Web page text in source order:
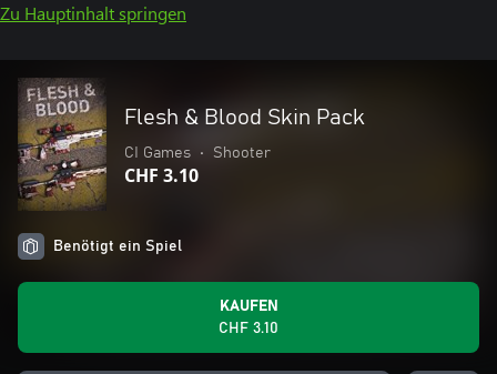
Zu Hauptinhalt springen
Flesh & Blood Skin Pack
CI Games • Shooter
CHF 3.10
Benötigt ein Spiel
KAUFEN
CHF 3.10